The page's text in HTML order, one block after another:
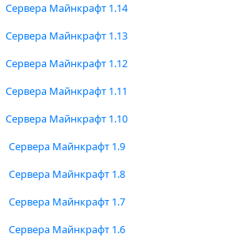
Сервера Майнкрафт 1.14
Сервера Майнкрафт 1.13
Сервера Майнкрафт 1.12
Сервера Майнкрафт 1.11
Сервера Майнкрафт 1.10
Сервера Майнкрафт 1.9
Сервера Майнкрафт 1.8
Сервера Майнкрафт 1.7
Сервера Майнкрафт 1.6